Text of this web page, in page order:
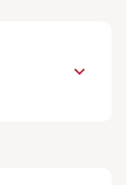
keyboard_arrow_down